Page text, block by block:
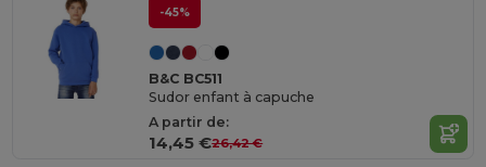
-45%
B&C BC511
Sudor enfant à capuche
A partir de:
14,45 €26,42 €